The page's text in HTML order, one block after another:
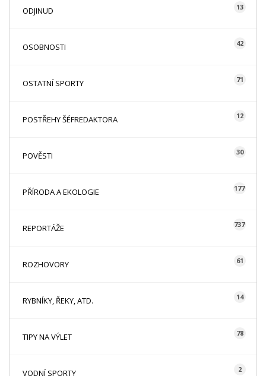
ODJINUD 13
OSOBNOSTI 42
OSTATNÍ SPORTY 71
POSTŘEHY ŠÉFREDAKTORA 12
POVĚSTI 30
PŘÍRODA A EKOLOGIE 177
REPORTÁŽE 737
ROZHOVORY 61
RYBNÍKY, ŘEKY, ATD. 14
TIPY NA VÝLET 78
VODNÍ SPORTY 2